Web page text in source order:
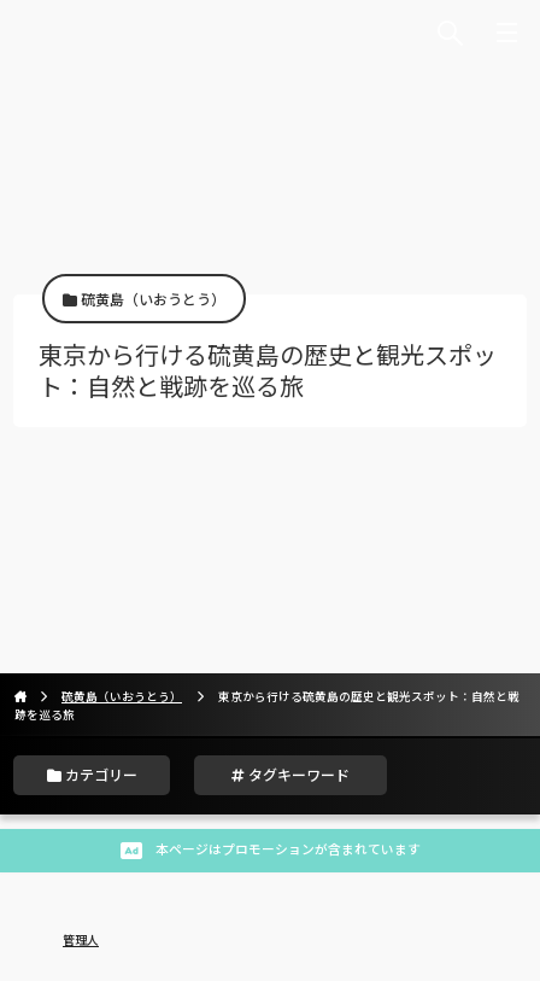
硫黄島（いおうとう）
東京から行ける硫黄島の歴史と観光スポッ
ト：自然と戦跡を巡る旅
硫黄島（いおうとう）
東京から行ける硫黄島の歴史と観光スポット：自然と戦
跡を巡る旅
カテゴリー タグキーワード
本ページはプロモーションが含まれています
管理人